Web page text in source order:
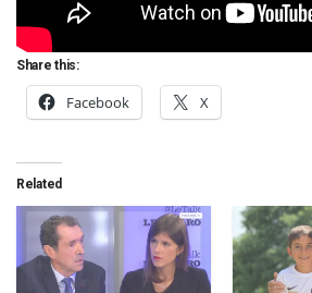
Share this:
Facebook X
Related